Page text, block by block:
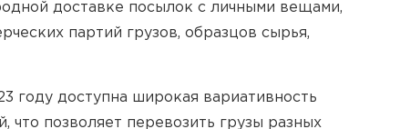
доставке посылок с личными вещами,
партий грузов, образцов сырья,
году доступна широкая вариативность
что позволяет перевозить грузы разных